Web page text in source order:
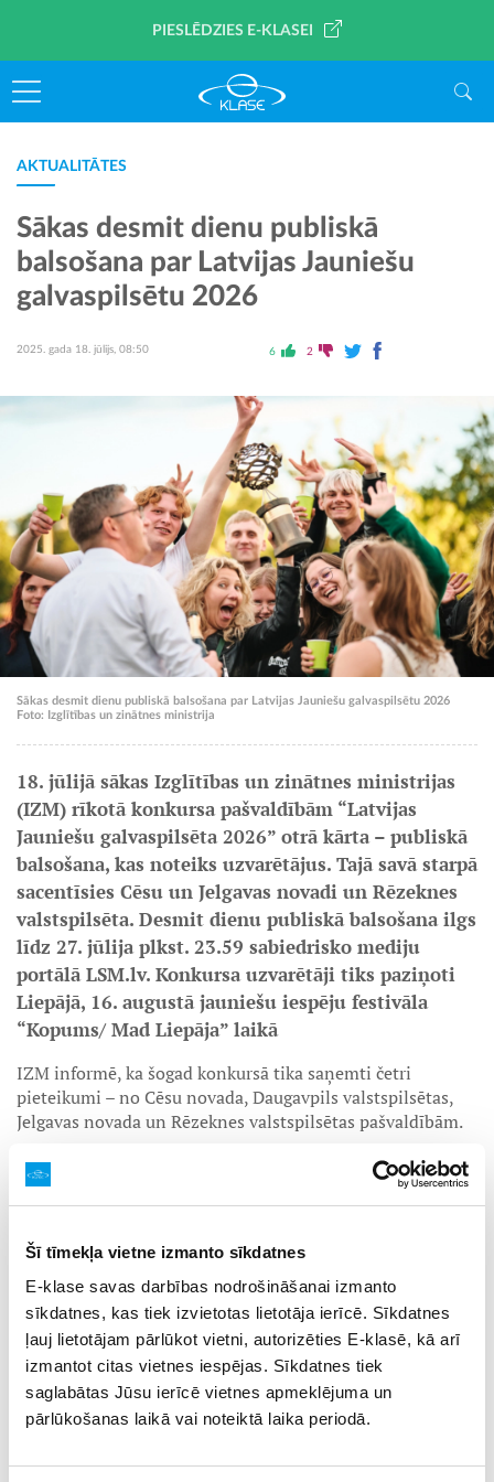
Šī tīmekļa vietne izmanto sīkdatnes
E-klase savas darbības nodrošināšanai izmanto
sīkdatnes, kas tiek izvietotas lietotāja ierīcē. Sīkdatnes
ļauj lietotājam pārlūkot vietni, autorizēties E-klasē, kā arī
izmantot citas vietnes iespējas. Sīkdatnes tiek
saglabātas Jūsu ierīcē vietnes apmeklējuma un
pārlūkošanas laikā vai noteiktā laika periodā.
PIESLĒDZIES E-KLASEI
AKTUALITĀTES
Sākas desmit dienu publiskā
balsošana par Latvijas Jauniešu
galvaspilsētu 2026
2025. gada 18. jūlijs, 08:50 6 2
Sākas desmit dienu publiskā balsošana par Latvijas Jauniešu galvaspilsētu 2026
Foto: Izglītības un zinātnes ministrija
18. jūlijā sākas Izglītības un zinātnes ministrijas
(IZM) rīkotā konkursa pašvaldībām “Latvijas
Jauniešu galvaspilsēta 2026” otrā kārta – publiskā
balsošana, kas noteiks uzvarētājus. Tajā savā starpā
sacentīsies Cēsu un Jelgavas novadi un Rēzeknes
valstspilsēta. Desmit dienu publiskā balsošana ilgs
līdz 27. jūlija plkst. 23.59 sabiedrisko mediju
portālā LSM.lv. Konkursa uzvarētāji tiks paziņoti
Liepājā, 16. augustā jauniešu iespēju festivāla
“Kopums/ Mad Liepāja” laikā
IZM informē, ka šogad konkursā tika saņemti četri
pieteikumi – no Cēsu novada, Daugavpils valstspilsētas,
Jelgavas novada un Rēzeknes valstspilsētas pašvaldībām.
Konkurss “Latvijas Jauniešu galvaspilsēta 2026”
organizēts ar mērķi popularizēt starp pašvaldībām darbu
ar jaunatni, stiprināt pašvaldību sadarbību jaunatnes
jomā, labo prakšu un pieredzes apmaiņu, turpināt
iedibinātās tradīcijas darbā ar jaunatni. Tikpat nozīmīgi ir
paaugstināt darbā ar jaunatni iesaistīto personu,
pašvaldību un organizāciju prestižu un veicināt jauniešu
līdzdalību un iesaistīšanos sabiedriskajos procesos.
Pašvaldībai, kura konkursā uzvarēs, būs jāīsteno konkursā
iesniegtais pasākuma koncepts, kas ietvers 2026. gada 12.
augusta jauniešu iespēju festivālu “Kopums”, jauniešu
domju salidojumu, jaunatnes jomas darbinieku pieredzes